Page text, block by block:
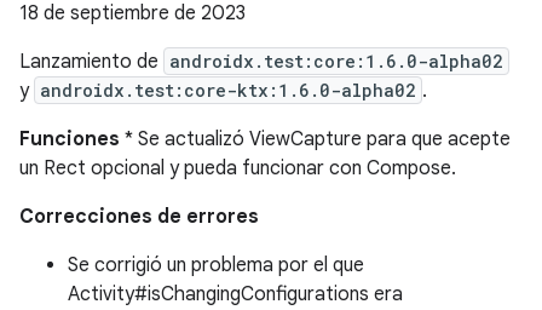
18 de septiembre de 2023
Lanzamiento de androidx.test:core:1.6.0-alpha02
y androidx.test:core-ktx:1.6.0-alpha02 .
Funciones * Se actualizó ViewCapture para que acepte
un Rect opcional y pueda funcionar con Compose.
Correcciones de errores
Se corrigió un problema por el que
Activity#isChangingConfigurations era